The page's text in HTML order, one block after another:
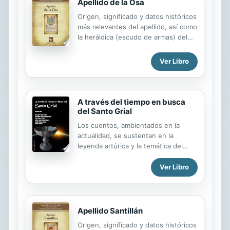
Apellido de la Osa
Origen, significado y datos históricos
más relevantes del apellido, así como
la heráldica (escudo de armas) del
edición de todas nuestras láminas
nos regimos por un estricto
protocolo cuya finalidad es la de
garantizar la veracidad y utilidad de la
información. Incluye descripción y
simbolismo de los principales
heráldicas.
Ver Libro
A través del tiempo en busca
del Santo Grial
Los cuentos, ambientados en la
actualidad, se sustentan en la
leyenda artúrica y la temática del
seis autores, presentan diferentes
estilos literarios y géneros diversos,
metafísico, irónico, psicológico,
histórico, esotérico, los relatos
muestran una amplia variedad de
situaciones y personajes muy
Ver Libro
Apellido Santillán
Origen, significado y datos históricos